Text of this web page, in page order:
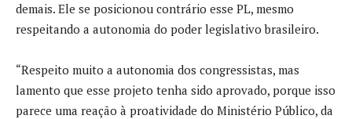
demais. Ele se posicionou contrário esse PL, mesmo
respeitando a autonomia do poder legislativo brasileiro.
“Respeito muito a autonomia dos congressistas, mas
lamento que esse projeto tenha sido aprovado, porque isso
parece uma reação à proatividade do Ministério Público, da